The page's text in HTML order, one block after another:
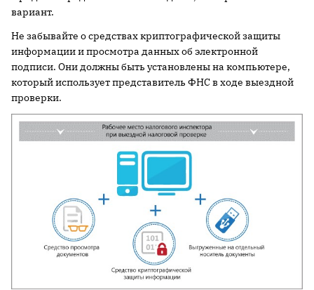
вариант.
Не забывайте о средствах криптографической защиты
информации и просмотра данных об электронной
подписи. Они должны быть установлены на компьютере,
который использует представитель ФНС в ходе выездной
проверки.